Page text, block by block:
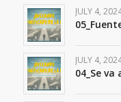
JULY 4,
JULY 4,
04_Se